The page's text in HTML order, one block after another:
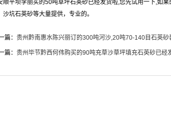
顺平坝李丽买的50吨草坪石英砂已经发货啦,您先试用一下,如
沙坑石英砂等大量提供，专业的。
篇： 贵州黔南惠水陈兴丽订的300吨河沙,20吨70-140目石英砂
篇： 贵州毕节黔西何伟购买的90吨充草沙草坪填充石英砂已经